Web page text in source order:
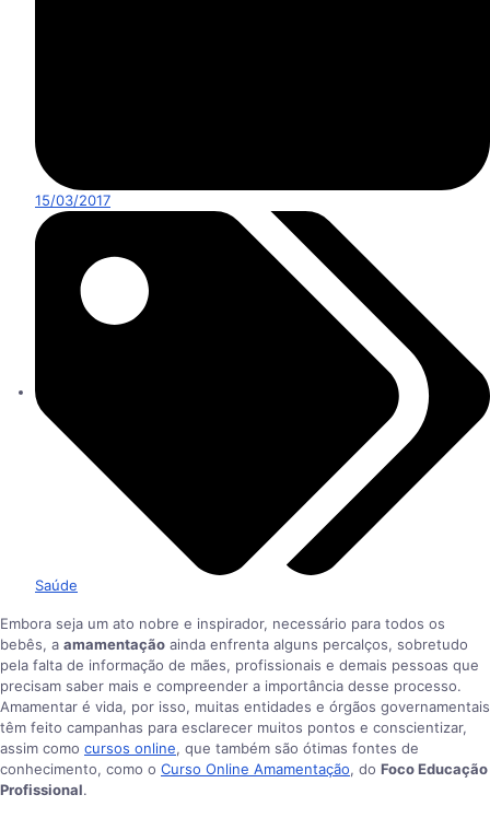
15/03/2017
Saúde
Embora seja um ato nobre e inspirador, necessário para todos os
bebês, a amamentação ainda enfrenta alguns percalços, sobretudo
pela falta de informação de mães, profissionais e demais pessoas que
precisam saber mais e compreender a importância desse processo.
Amamentar é vida, por isso, muitas entidades e órgãos governamentais
têm feito campanhas para esclarecer muitos pontos e conscientizar,
assim como cursos online, que também são ótimas fontes de
conhecimento, como o Curso Online Amamentação, do Foco Educação
Profissional.